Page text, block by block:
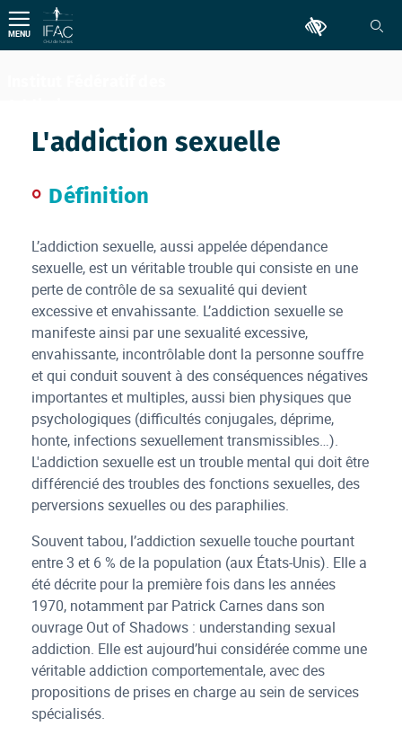
Aller
au
contenu
Comportementales
Outils
MENU
L'addiction sexuelle
Définition
L’addiction sexuelle, aussi appelée dépendance
sexuelle, est un véritable trouble qui consiste en une
perte de contrôle de sa sexualité qui devient
excessive et envahissante. L’addiction sexuelle se
manifeste ainsi par une sexualité excessive,
envahissante, incontrôlable dont la personne souffre
et qui conduit souvent à des conséquences négatives
importantes et multiples, aussi bien physiques que
psychologiques (difficultés conjugales, déprime,
honte, infections sexuellement transmissibles…).
L'addiction sexuelle est un trouble mental qui doit être
différencié des troubles des fonctions sexuelles, des
perversions sexuelles ou des paraphilies.
Souvent tabou, l’addiction sexuelle touche pourtant
entre 3 et 6 % de la population (aux États-Unis). Elle a
été décrite pour la première fois dans les années
1970, notamment par Patrick Carnes dans son
ouvrage Out of Shadows : understanding sexual
addiction. Elle est aujourd’hui considérée comme une
véritable addiction comportementale, avec des
propositions de prises en charge au sein de services
spécialisés.